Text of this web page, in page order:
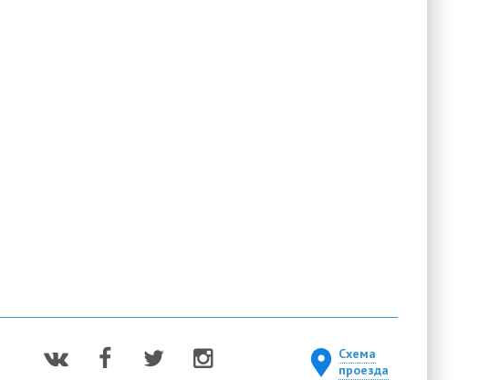
Схема
проезда